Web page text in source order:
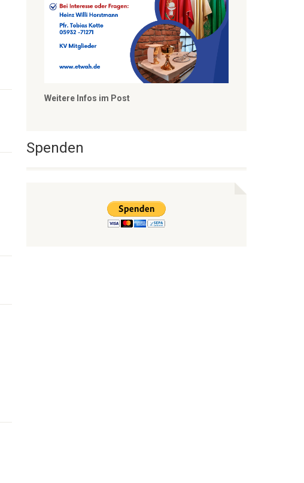
Weitere Infos im Post
Spenden